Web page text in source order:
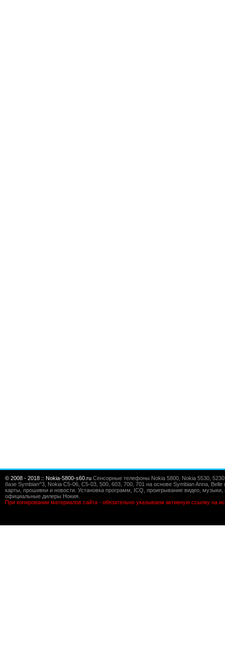
© 2008 - 2018 :: Nokia-5800-s60.ru Сенсорные телефоны Nokia 5800, Nokia 5530,
базе Symbian^3, Nokia C5-06, C5-03, 500, 603, 700, 701 на основе Symbian Anna,
карты, прошивки и новости. Установка программ, ICQ, проигрывание видео,
официальные дилеры Нокия.
При копировании материалов сайта - обязательно указываем активную ссылку на